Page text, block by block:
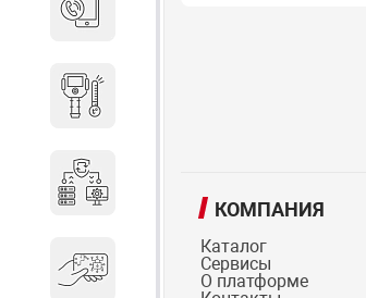
Электронные ключи
КОМПАНИЯ
Каталог
Сервисы
О платформе